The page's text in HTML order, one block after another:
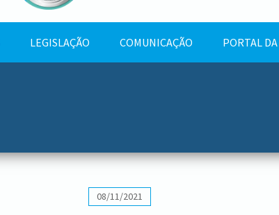
LEGISLAÇÃO COMUNICAÇÃO PORTAL
08/11/2021